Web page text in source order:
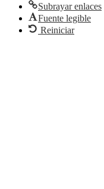
Subrayar enlaces
Fuente legible
Reiniciar